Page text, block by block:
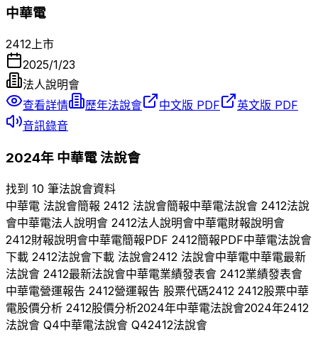
中華電
2412上市
2025/1/23
法人說明會
查看詳情
歷年法說會 中文版 PDF
英文版 PDF
音訊錄音
2024年 中華電法說會
找到 10 筆法說會資料
中華電 法說會簡報 2412 法說會簡報中華電法說會 2412法說
會中華電法人說明會 2412法人說明會中華電財報說明會
2412財報說明會中華電簡報PDF 2412簡報PDF中華電法說會
下載 2412法說會下載 法說會2412 法說會中華電中華電最新
法說會 2412最新法說會中華電業績發表會 2412業績發表會
中華電營運報告 2412營運報告 股票代碼2412 2412股票中華
電股價分析 2412股價分析2024年中華電法說會2024年2412
法說會 Q4中華電法說會 Q42412法說會